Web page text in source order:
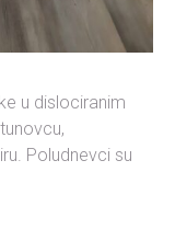
u dislociranim
Poludnevci su